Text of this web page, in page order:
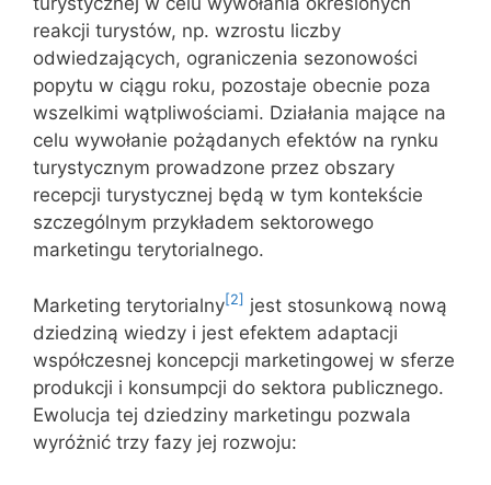
reakcji turystów, np. wzrostu liczby
odwiedzających, ograniczenia sezonowości
popytu w ciągu roku, pozostaje obecnie poza
wszelkimi wątpliwościami. Działania mające na
celu wywołanie pożądanych efektów na rynku
turystycznym prowadzone przez obszary
recepcji turystycznej będą w tym kontekście
szczególnym przykładem sektorowego
marketingu terytorialnego.
Marketing terytorialny[2] jest stosunkową nową
dziedziną wiedzy i jest efektem adaptacji
współczesnej koncepcji marketingowej w sferze
produkcji i konsumpcji do sektora publicznego.
Ewolucja tej dziedziny marketingu pozwala
wyróżnić trzy fazy jej rozwoju: